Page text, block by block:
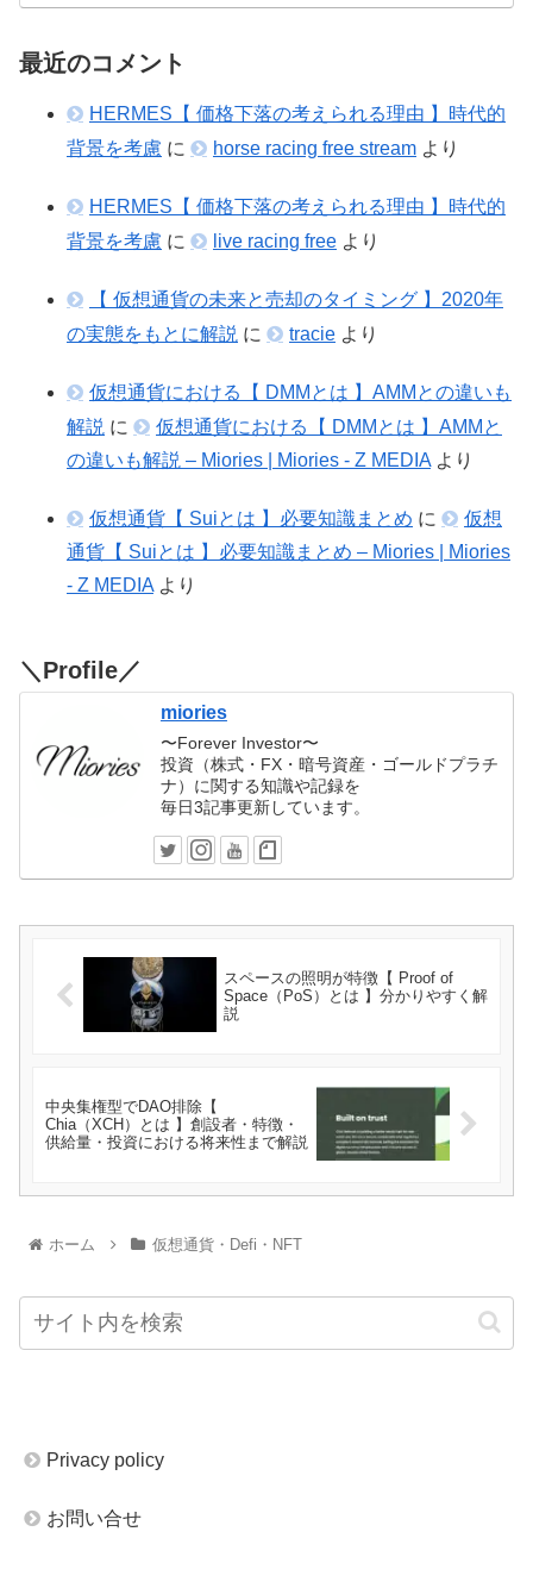
最近のコメント
HERMES【 価格下落の考えられる理由 】時代的
背景を考慮 に horse racing free stream より
HERMES【 価格下落の考えられる理由 】時代的
背景を考慮 に live racing free より
【 仮想通貨の未来と売却のタイミング 】2020年
の実態をもとに解説 に tracie より
仮想通貨における【 DMMとは 】AMMとの違いも
解説 に
仮想通貨における【 DMMとは 】AMMと
の違いも解説 – Miories | Miories - Z MEDIAより
仮想通貨【 Suiとは 】必要知識まとめ に
仮想
通貨【 Suiとは 】必要知識まとめ – Miories | Miories
- Z MEDIAより
＼Profile／
miories
〜Forever Investor〜
投資（株式・FX・暗号資産・ゴールドプラチ
ナ）に関する知識や記録を
毎日3記事更新しています。
スペースの照明が特徴【 Proof of
Space（PoS）とは 】分かりやすく解
説
中央集権型でDAO排除【
Chia（XCH）とは 】創設者・特徴・
供給量・投資における将来性まで解説
ホーム 仮想通貨・Defi・NFT
Privacy policy
お問い合せ